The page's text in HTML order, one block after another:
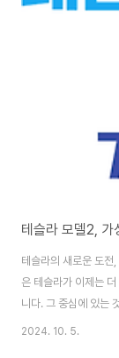
맵, 그리고 관련 규제
테슬라 모델2, 가
테슬라의 새로운 도전
은 테슬라가 이제는
니다. 그 중심에 있는
다. 테슬라는 전기차
2024. 10. 5.